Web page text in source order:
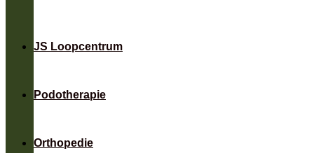
JS Loopcentrum
Podotherapie
Orthopedie